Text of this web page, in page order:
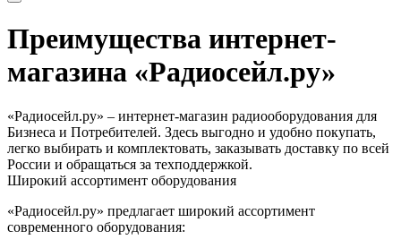
Преимущества интернет-
магазина «Радиосейл.ру»
«Радиосейл.ру» – интернет-магазин радиооборудования для
Бизнеса и Потребителей. Здесь выгодно и удобно покупать,
легко выбирать и комплектовать, заказывать доставку по всей
России и обращаться за техподдержкой.
Широкий ассортимент оборудования
«Радиосейл.ру» предлагает широкий ассортимент
современного оборудования: